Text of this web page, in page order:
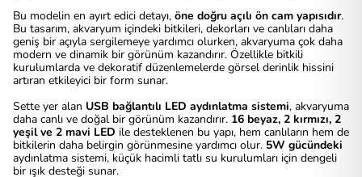
Bu modelin en ayırt edici detayı, öne doğru açılı ön cam yapısıdır.
Bu tasarım, akvaryum içindeki bitkileri, dekorları ve canlıları daha
geniş bir açıyla sergilemeye yardımcı olurken, akvaryuma çok daha
modern ve dinamik bir görünüm kazandırır. Özellikle bitkili
kurulumlarda ve dekoratif düzenlemelerde görsel derinlik hissini
artıran etkileyici bir form sunar.
Sette yer alan USB bağlantılı LED aydınlatma sistemi, akvaryuma
daha canlı ve doğal bir görünüm kazandırır. 16 beyaz, 2 kırmızı, 2
yeşil ve 2 mavi LED ile desteklenen bu yapı, hem canlıların hem de
bitkilerin daha belirgin görünmesine yardımcı olur. 5W gücündeki
aydınlatma sistemi, küçük hacimli tatlı su kurulumları için dengeli
bir ışık desteği sunar.